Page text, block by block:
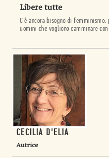
Libere tutte
C’è ancora bisogno di
uomini che vogliono camminare con
CECILIA D'ELIA
Autrice